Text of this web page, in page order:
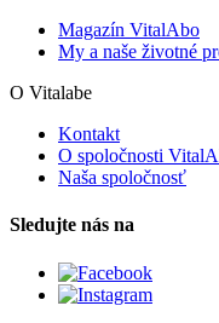
Magazín VitalAbo
My a naše životné
O Vitalabe
Kontakt
O spoločnosti
Naša spoločnosť
Sledujte nás na